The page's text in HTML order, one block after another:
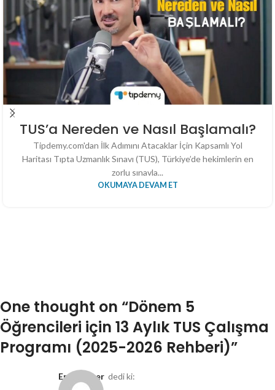
TUS’a Nereden ve Nasıl Başlamalı?
Tipdemy.com'dan İlk Adımını Atacaklar İçin Kapsamlı Yol
Haritası Tıpta Uzmanlık Sınavı (TUS), Türkiye’de hekimlerin en
zorlu sınavla...
OKUMAYA DEVAM ET
One thought on “Dönem 5
Öğrencileri için 13 Aylık TUS Çalışma
Programı (2025-2026 Rehberi)”
Enes Güner dedi ki: